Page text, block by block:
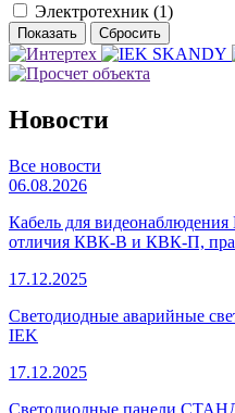
Электротехник (1)
Новости
Все новости
06.08.2026
Кабель для
отличия КВК-В и КВК-П,
17.12.2025
Светодиодные аварийные
IEK
17.12.2025
Светодиодные панели